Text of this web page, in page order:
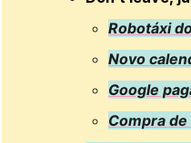
Robotáxi
Novo
Google
Compra